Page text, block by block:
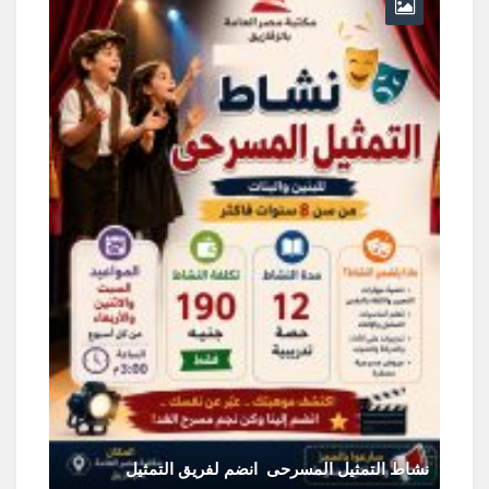
نشاط التمثيل المسرحى انضم لفريق التمثيل